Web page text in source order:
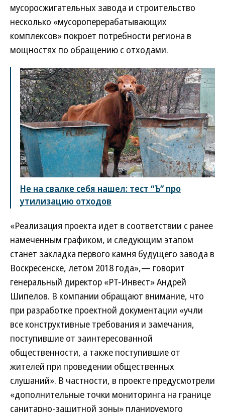
мусоросжигательных завода и строительство
несколько «мусороперерабатывающих
комплексов» покроет потребности региона в
мощностях по обращению с отходами.
Не на свалке себя нашел: тест “Ъ” про
утилизацию отходов
«Реализация проекта идет в соответствии с ранее
намеченным графиком, и следующим этапом
станет закладка первого камня будущего завода в
Воскресенске, летом 2018 года»,— говорит
генеральный директор «РТ-Инвест» Андрей
Шипелов. В компании обращают внимание, что
при разработке проектной документации «учли
все конструктивные требования и замечания,
поступившие от заинтересованной
общественности, а также поступившие от
жителей при проведении общественных
слушаний». В частности, в проекте предусмотрели
«дополнительные точки мониторинга на границе
санитарно-защитной зоны» планируемого